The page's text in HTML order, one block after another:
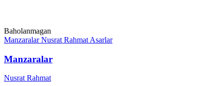
Baholanmagan
Manzaralar Nusrat Rahmat Asarlar
Manzaralar
Nusrat Rahmat